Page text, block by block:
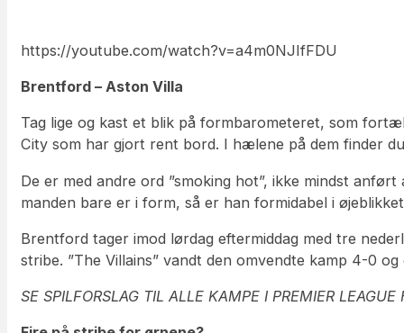
https://youtube.com/watch?v=a4m0NJIfFDU
Brentford – Aston Villa
Tag lige og kast et blik på formbarometeret, som
City som har gjort rent bord. I hælene på dem finder
De er med andre ord ”smoking hot”, ikke mindst
manden bare er i form, så er han formidabel i
Brentford tager imod lørdag eftermiddag med tre
stribe. ”The Villains” vandt den omvendte kamp 4-0
SE SPILFORSLAG TIL ALLE KAMPE I PREMIER LEAGUE